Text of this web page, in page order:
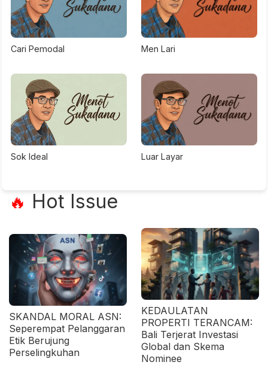
Cari Pemodal Men Lari
Sok Ideal Luar Layar
🔥 Hot Issue
SKANDAL MORAL ASN:
Seperempat Pelanggaran
Etik Berujung
Perselingkuhan
KEDAULATAN
PROPERTI TERANCAM:
Bali Terjerat Investasi
Global dan Skema
Nominee